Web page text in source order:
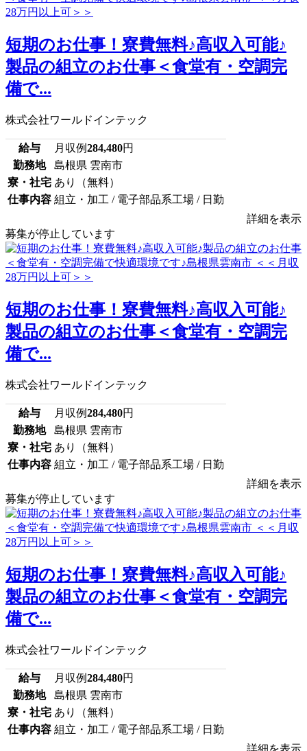
短期のお仕事！寮費無料♪高収入可能♪
製品の組立のお仕事＜食堂有・空調完
備で...
株式会社ワールドインテック
給与 月収例284,480円
勤務地
島根県 雲南市
寮・社宅 あり（無料）
仕事内容 組立・加工 / 電子部品系工場 / 日勤
詳細を表示
募集が停止しています
短期のお仕事！寮費無料♪高収入可能♪
製品の組立のお仕事＜食堂有・空調完
備で...
株式会社ワールドインテック
給与 月収例284,480円
勤務地
島根県 雲南市
寮・社宅 あり（無料）
仕事内容 組立・加工 / 電子部品系工場 / 日勤
詳細を表示
募集が停止しています
短期のお仕事！寮費無料♪高収入可能♪
製品の組立のお仕事＜食堂有・空調完
備で...
株式会社ワールドインテック
給与 月収例284,480円
勤務地
島根県 雲南市
寮・社宅 あり（無料）
仕事内容 組立・加工 / 電子部品系工場 / 日勤
詳細を表示